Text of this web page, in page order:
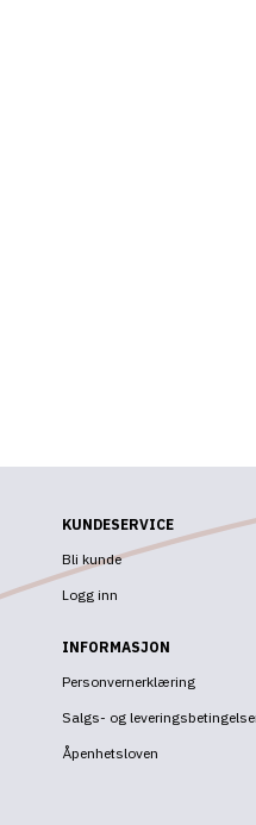
KUNDESERVICE
Bli kunde
Logg inn
INFORMASJON
Personvernerklæring
Salgs- og
Åpenhetsloven